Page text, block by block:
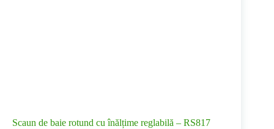
Scaun de baie rotund cu înălțime reglabilă – RS817